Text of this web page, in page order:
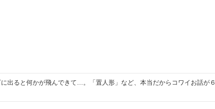
出ると何かが飛んできて…。「置人形」など、本当だからコワイお話が６